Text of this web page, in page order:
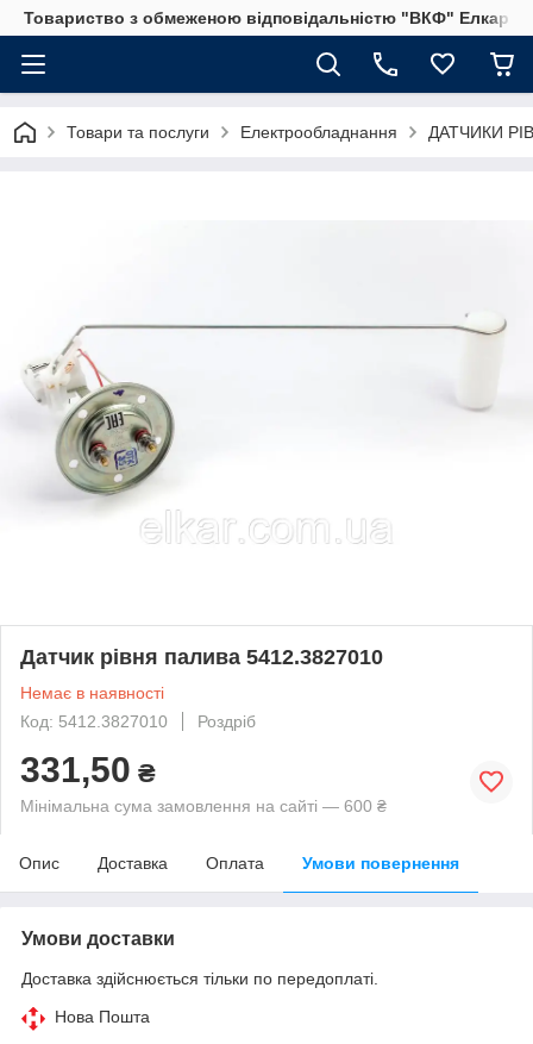
Товариство з обмеженою відповідальністю "ВКФ" Елкар"
Товари та послуги Електрообладнання ДАТЧИКИ
Датчик рівня палива 5412.3827010
Немає в наявності
Код: 5412.3827010
Роздріб
331,50 ₴
Мінімальна сума замовлення на сайті — 600 ₴
Опис Доставка Оплата Умови повернення
Умови доставки
Доставка здійснюється тільки по передоплаті.
Нова Пошта